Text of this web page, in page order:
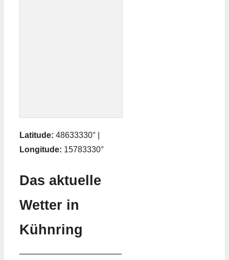
Latitude: 48633330° |
Longitude: 15783330°
Das aktuelle
Wetter in
Kühnring